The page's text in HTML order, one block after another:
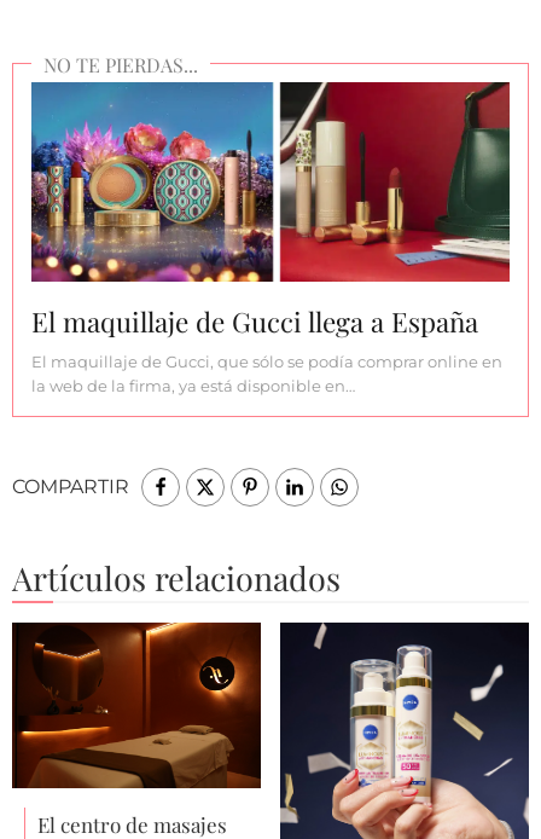
El maquillaje de Gucci llega a España
El maquillaje de Gucci, que sólo se podía comprar online en
la web de la firma, ya está disponible en…
COMPARTIR
Artículos relacionados
El centro de masajes